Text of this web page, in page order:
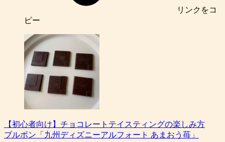
リンク をコ
ピー
【初心者向け】チョコレートテイスティングの楽しみ方
ブルボン「九州ディズニーアルフォート あまおう苺」